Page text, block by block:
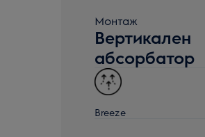
Монтаж
Вертикален
абсорбатор
Breeze